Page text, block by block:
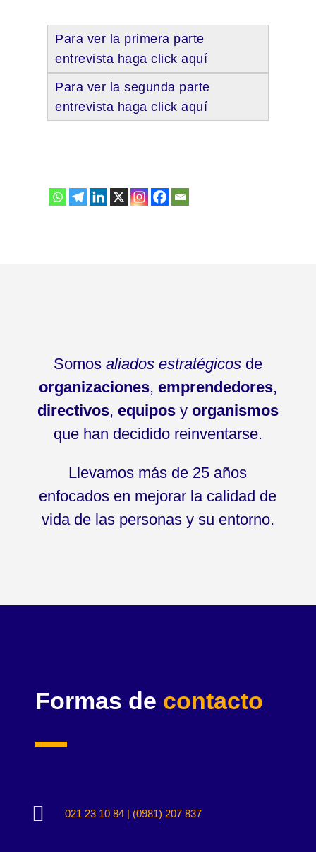
Para ver la primera parte
entrevista haga click aquí
Para ver la segunda parte
entrevista haga click aquí
Somos aliados estratégicosde
organizaciones, emprendedores,
directivos, equiposy organismos
que han decidido reinventarse.
Llevamos más de 25 años
enfocados en mejorar la calidad de
vida de las personas y su entorno.
Formas de contacto
 021 23 10 84 | (0981) 207 837